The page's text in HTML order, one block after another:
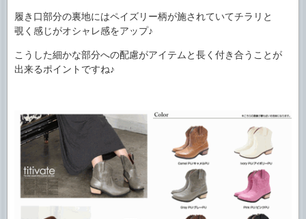
履き口部分の裏地にはペイズリー柄が施されていてチラリと
覗く感じがオシャレ感をアップ♪
こうした細かな部分への配慮がアイテムと長く付き合うことが
出来るポイントですね♪